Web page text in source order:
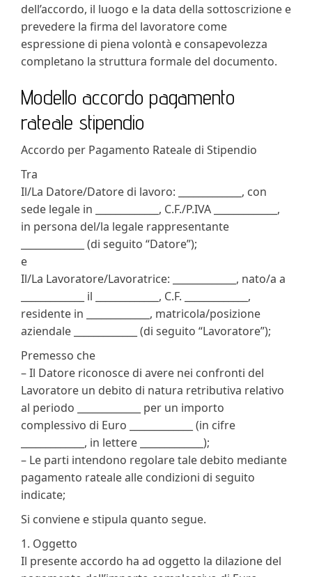
dell’accordo, il luogo e la data della sottoscrizione e
prevedere la firma del lavoratore come
espressione di piena volontà e consapevolezza
completano la struttura formale del documento.
Modello accordo pagamento
rateale stipendio​
Accordo per Pagamento Rateale di Stipendio
Tra
Il/La Datore/Datore di lavoro: _____________, con
sede legale in _____________, C.F./P.IVA _____________,
in persona del/la legale rappresentante
_____________ (di seguito “Datore”);
e
Il/La Lavoratore/Lavoratrice: _____________, nato/a a
_____________ il _____________, C.F. _____________,
residente in _____________, matricola/posizione
aziendale _____________ (di seguito “Lavoratore”);
Premesso che
– Il Datore riconosce di avere nei confronti del
Lavoratore un debito di natura retributiva relativo
al periodo _____________ per un importo
complessivo di Euro _____________ (in cifre
_____________, in lettere _____________);
– Le parti intendono regolare tale debito mediante
pagamento rateale alle condizioni di seguito
indicate;
Si conviene e stipula quanto segue.
1. Oggetto
Il presente accordo ha ad oggetto la dilazione del